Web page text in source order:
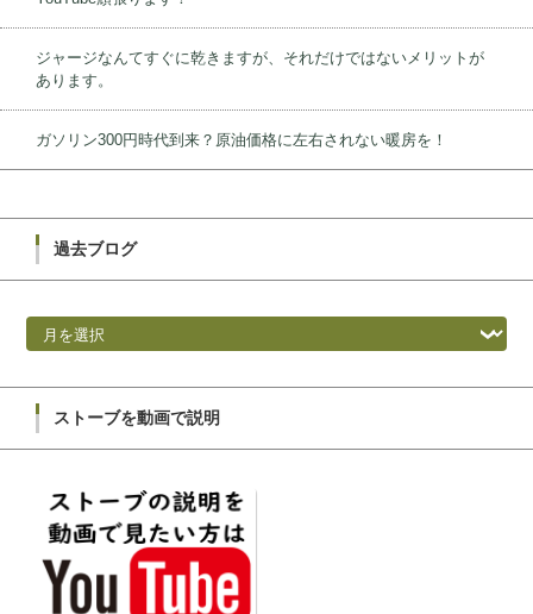
ジャージなんてすぐに乾きますが、それだけではないメリットが
あります。
ガソリン300円時代到来？原油価格に左右されない暖房を！
過去ブログ
ストーブを動画で説明